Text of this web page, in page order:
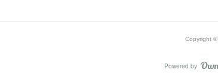
Copyright ©
Powered by